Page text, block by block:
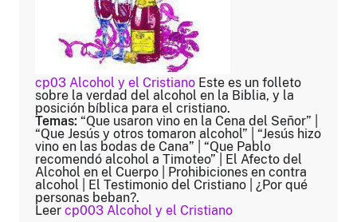
cp03 Alcohol y el Cristiano Este es un folleto
sobre la verdad del alcohol en la Biblia, y la
posición bíblica para el cristiano.
Temas: “Que usaron vino en la Cena del Señor” |
“Que Jesús y otros tomaron alcohol” | “Jesús hizo
vino en las bodas de Cana” | “Que Pablo
recomendó alcohol a Timoteo” | El Afecto del
Alcohol en el Cuerpo | Prohibiciones en contra
alcohol | El Testimonio del Cristiano | ¿Por qué
personas beban?.
Leer cp003 Alcohol y el Cristiano